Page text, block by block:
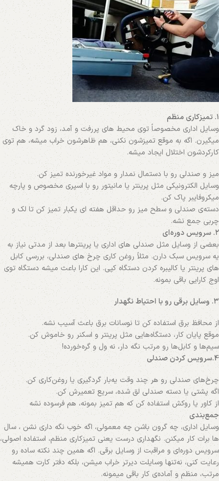
۱. تمیزکاری منظم
وسایل اداری مخصوصاً توی محیط‌ های پررفت‌ و‌ آمد، زود گرد و خاک
میگیرن. اگه به‌ موقع تمیزشون نکنی، هم ظاهرشون خراب میشه، هم توی
کارکردشون اختلال ایجاد میشه.
میز و صندلی رو با دستمال نمدار و مواد غیرخورنده تمیز کن.
وسایل الکترونیکی مثل پرینتر یا مانیتور رو با اسپری مخصوص و پارچه
میکروفایبر پاک کن.
دسته‌ی صندلی و سطح میز رو حداقل هفته‌ ای یکبار تمیز کن تا لک و
چربی جمع نشه.
۲. سرویس دوره‌ای
بعضی از وسایل مثل صندلی‌ های اداری یا پرینترها بعد از مدتی نیاز به
یه سرویس سبک دارن. مثلاً روغن‌ کاری چرخ‌ های صندلی، بررسی کابل‌
های پرینتر یا کالیبره کردن دستگاه کپی. این کارا باعث میشه دستگاه توی
اوج کارایی باقی بمونه.
۳. وسایل برقی رو با احتیاط نگهدار
از محافظ برق استفاده کن تا نوسانات برق باعث آسیب نشه.
موقع پایان کار، دستگاه‌هایی مثل پرینتر و اسکنر رو خاموش کن.
سیم‌ها و کابل‌ها رو مرتب نگه دار، نه ول و گره‌خورده!
4.سرویس کردن صندلی
چرخ‌های صندلی رو هر چند وقت یه‌بار گردگیری یا روغن‌کاری کن.
اگه پشتی یا دسته صندلی لق شده، سریع تعمیرش کن.
از کاور یا روکش استفاده کن که هم تمیز بمونه، هم فرسوده نشه
جمع‌بندی
وسایل اداری، چه گرون باشن چه معمولی، اگه خوب نگه‌ داری نشن ، سال‌
ها برات کار میکنن. نگهداری درست یعنی تمیزکاری منظم، استفاده اصولی،
سرویس دوره‌ای و مراقبت از وسایل برقی. اگه همین چند نکته ساده رو
رعایت کنی، نه‌تنها وسایلت دیرتر خراب میشن، بلکه دفتر کارت همیشه
مرتب، منظم و آماده‌ی کار باقی میمونه.